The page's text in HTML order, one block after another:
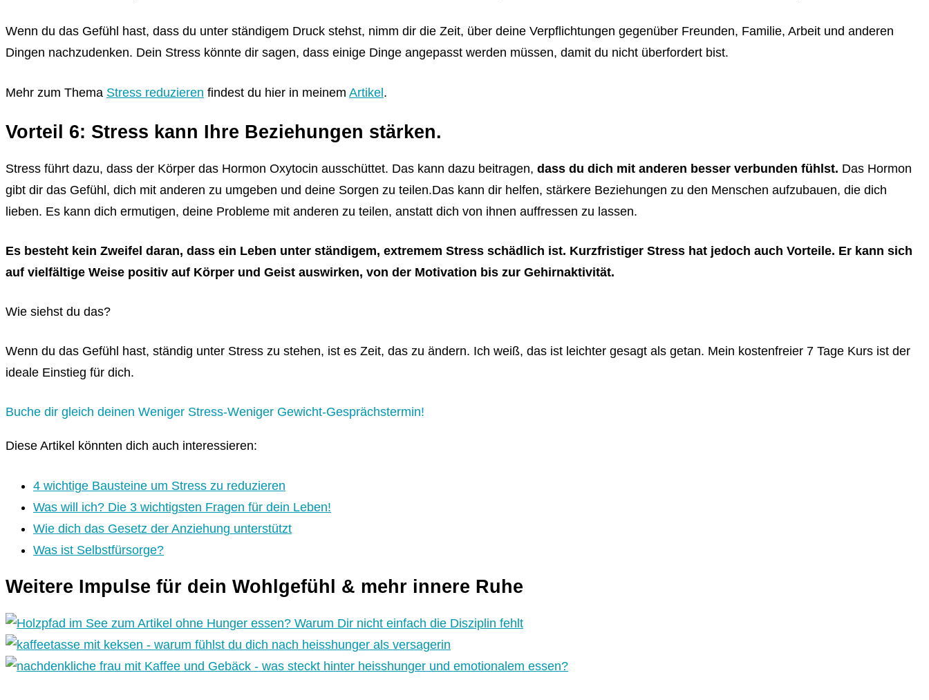
Wenn du das Gefühl hast, dass du unter ständigem Druck stehst, nimm dir die Zeit, über deine Verpflichtungen gegenüber Freunden, Familie, Arbeit und anderen
Dingen nachzudenken. Dein Stress könnte dir sagen, dass einige Dinge angepasst werden müssen, damit du nicht überfordert bist.
Mehr zum Thema Stress reduzieren findest du hier in meinem Artikel.
Vorteil 6: Stress kann Ihre Beziehungen stärken.
Stress führt dazu, dass der Körper das Hormon Oxytocin ausschüttet. Das kann dazu beitragen, dass du dich mit anderen besser verbunden fühlst. Das Hormon
gibt dir das Gefühl, dich mit anderen zu umgeben und deine Sorgen zu teilen.Das kann dir helfen, stärkere Beziehungen zu den Menschen aufzubauen, die dich
lieben. Es kann dich ermutigen, deine Probleme mit anderen zu teilen, anstatt dich von ihnen auffressen zu lassen.
Es besteht kein Zweifel daran, dass ein Leben unter ständigem, extremem Stress schädlich ist. Kurzfristiger Stress hat jedoch auch Vorteile. Er kann sich
auf vielfältige Weise positiv auf Körper und Geist auswirken, von der Motivation bis zur Gehirnaktivität.
Wie siehst du das?
Wenn du das Gefühl hast, ständig unter Stress zu stehen, ist es Zeit, das zu ändern. Ich weiß, das ist leichter gesagt als getan. Mein kostenfreier 7 Tage Kurs ist der
ideale Einstieg für dich.
Buche dir gleich deinen Weniger Stress-Weniger Gewicht-Gesprächstermin!
Diese Artikel könnten dich auch interessieren:
4 wichtige Bausteine um Stress zu reduzieren
Was will ich? Die 3 wichtigsten Fragen für dein Leben!
Wie dich das Gesetz der Anziehung unterstützt
Was ist Selbstfürsorge?
Weitere Impulse für dein Wohlgefühl & mehr innere Ruhe